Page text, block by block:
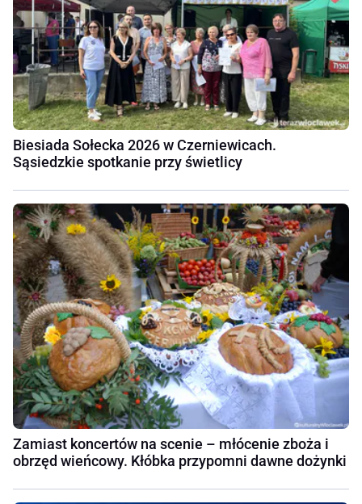
Biesiada Sołecka 2026 w Czerniewicach.
Sąsiedzkie spotkanie przy świetlicy
Zamiast koncertów na scenie – młócenie zboża i
obrzęd wieńcowy. Kłóbka przypomni dawne dożynki